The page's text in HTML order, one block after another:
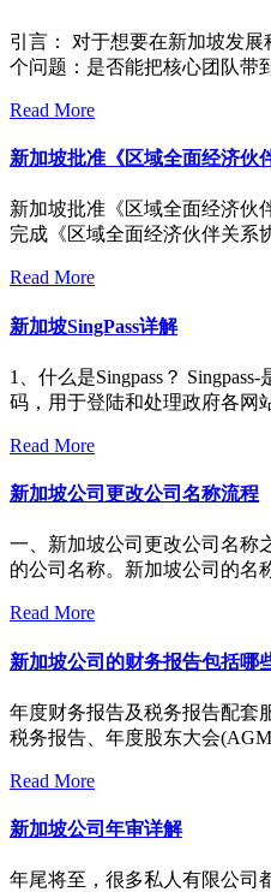
引言： 对于想要在新加坡发
个问题：是否能把核心团队带
Read More
新加坡批准《区域全面经济伙
新加坡批准《区域全面经济伙
完成《区域全面经济伙伴关系
Read More
新加坡SingPass详解
1、什么是Singpass？
码，用于登陆和处理政府各网
Read More
新加坡公司更改公司名称流程
一、新加坡公司更改公司名称
的公司名称。新加坡公司的名
Read More
新加坡公司的财务报告包括哪
年度财务报告及税务报告配套
税务报告、年度股东大会
Read More
新加坡公司年审详解
年尾将至，很多私人有限公司